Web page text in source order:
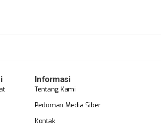
Informasi
Tentang Kami
Pedoman Media Siber
Kontak